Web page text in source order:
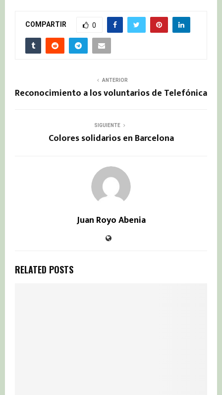
COMPARTIR 0
ANTERIOR
Reconocimiento a los voluntarios de Telefónica
SIGUIENTE
Colores solidarios en Barcelona
Juan Royo Abenia
RELATED POSTS